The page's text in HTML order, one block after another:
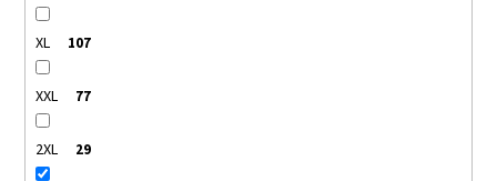
XL 107
XXL 77
2XL 29